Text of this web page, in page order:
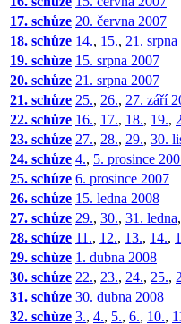
17. schůze 20. června 2007
18. schůze 14., 15., 21.
19. schůze 15. srpna 2007
20. schůze 21. srpna 2007
21. schůze 25., 26., 27. září
22. schůze 16., 17., 18., 19.,
23. schůze 27., 28., 29., 30.
24. schůze 4., 5. prosince
25. schůze 6. prosince 2007
26. schůze 15. ledna 2008
27. schůze 29., 30., 31. ledna,
28. schůze 11., 12., 13., 14.,
29. schůze 1. dubna 2008
30. schůze 22., 23., 24., 25.,
31. schůze 30. dubna 2008
32. schůze 3., 4., 5., 6., 10.,